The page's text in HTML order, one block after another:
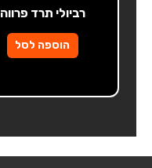
רביולי תרד פרווה
הוספה לסל